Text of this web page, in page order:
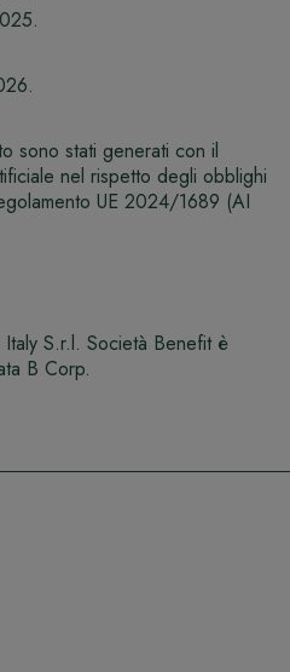
sono stati generati con il
nel rispetto degli obblighi
UE 2024/1689 (AI
S.r.l. Società Benefit è
B Corp.